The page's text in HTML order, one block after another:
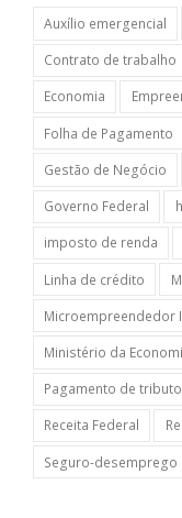
Auxílio emergencial
Contrato de trabalho
Economia
Folha de Pagamento
Gestão de Negócio
Governo Federal
imposto de renda
Linha de crédito
Microempreendedor
Ministério da
Pagamento de
Receita Federal
Seguro-desemprego